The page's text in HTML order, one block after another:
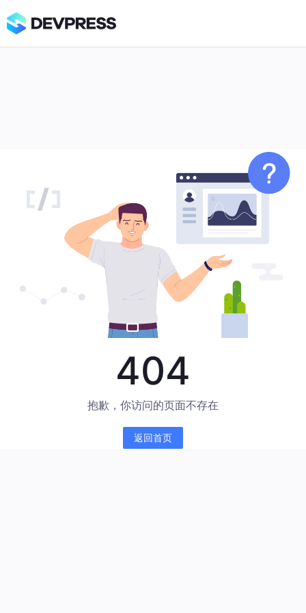
404
抱歉，你访问的页面不存在
返回首页